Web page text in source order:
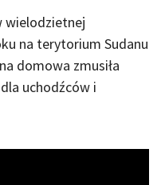
wielodzietnej
na terytorium Sudanu
domowa zmusiła
uchodźców i